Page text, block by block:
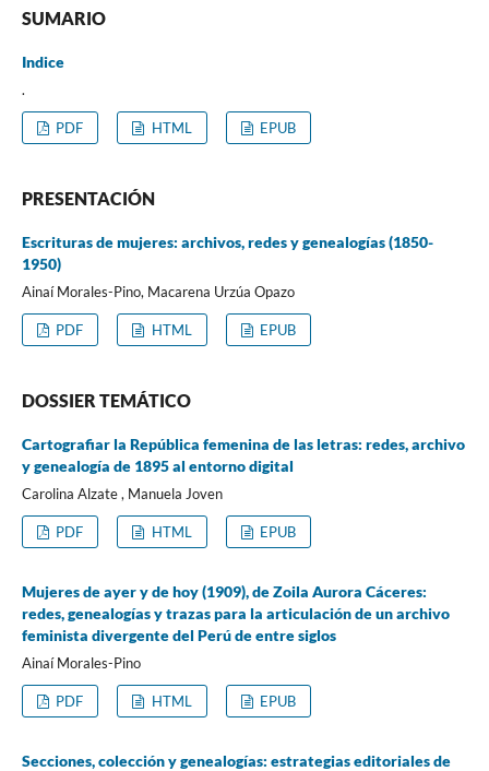
SUMARIO
Indice
.
PDF HTML EPUB
PRESENTACIÓN
Escrituras de mujeres: archivos, redes y genealogías (1850-
1950)
Ainaí Morales-Pino, Macarena Urzúa Opazo
PDF HTML EPUB
DOSSIER TEMÁTICO
Cartografiar la República femenina de las letras: redes, archivo
y genealogía de 1895 al entorno digital
Carolina Alzate , Manuela Joven
PDF HTML EPUB
Mujeres de ayer y de hoy (1909), de Zoila Aurora Cáceres:
redes, genealogías y trazas para la articulación de un archivo
feminista divergente del Perú de entre siglos
Ainaí Morales-Pino
PDF HTML EPUB
Secciones, colección y genealogías: estrategias editoriales de